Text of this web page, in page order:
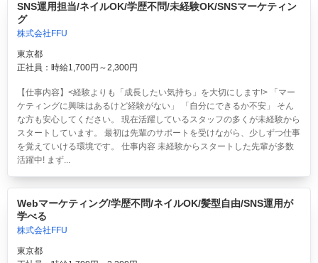
SNS運用担当/ネイルOK/学歴不問/未経験OK/SNSマーケティン
グ
株式会社FFU
東京都
正社員：時給1,700円～2,300円
【仕事内容】<経験よりも「成長したい気持ち」を大切にします!> 「マー
ケティングに興味はあるけど経験がない」 「自分にできるか不安」 そん
な方も安心してください。 現在活躍しているスタッフの多くが未経験から
スタートしています。 最初は先輩のサポートを受けながら、少しずつ仕事
を覚えていける環境です。 仕事内容 未経験からスタートした先輩が多数
活躍中! まず...
Webマーケティング/学歴不問/ネイルOK/髪型自由/SNS運用が
学べる
株式会社FFU
東京都